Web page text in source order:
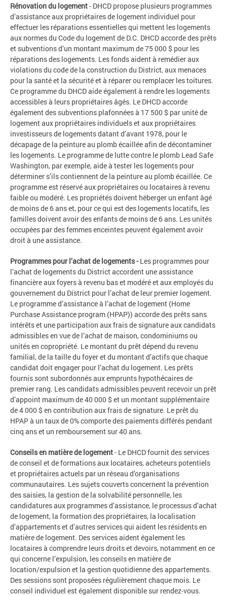
Rénovation du logement- DHCD propose plusieurs programmes
d’assistance aux propriétaires de logement individuel pour
effectuer les réparations essentielles qui mettent les logements
aux normes du Code du logement de D.C. DHCD accorde des prêts
et subventions d’un montant maximum de 75 000 $ pour les
réparations des logements. Les fonds aident à remédier aux
violations du code de la construction du District, aux menaces
pour la santé et la sécurité et à réparer ou remplacer les toitures.
Ce programme du DHCD aide également à rendre les logements
accessibles à leurs propriétaires âgés. Le DHCD accorde
également des subventions plafonnées à 17 500 $ par unité de
logement aux propriétaires individuels et aux propriétaires
investisseurs de logements datant d’avant 1978, pour le
décapage de la peinture au plomb écaillée afin de décontaminer
les logements. Le programme de lutte contre le plomb Lead Safe
Washington, par exemple, aide à tester les logements pour
déterminer s’ils contiennent de la peinture au plomb écaillée. Ce
programme est réservé aux propriétaires ou locataires à revenu
faible ou modéré. Les propriétés doivent héberger un enfant âgé
de moins de 6 ans et, pour ce qui est des logements locatifs, les
familles doivent avoir des enfants de moins de 6 ans. Les unités
occupées par des femmes enceintes peuvent également avoir
droit à une assistance.
Programmes pour l’achat de logements -Les programmes pour
l’achat de logements du District accordent une assistance
financière aux foyers à revenu bas et modéré et aux employés du
gouvernement du District pour l’achat de leur premier logement.
Le programme d’assistance à l’achat de logement (Home
Purchase Assistance program (HPAP)) accorde des prêts sans
intérêts et une participation aux frais de signature aux candidats
admissibles en vue de l’achat de maison, condominiums ou
unités en copropriété. Le montant du prêt dépend du revenu
familial, de la taille du foyer et du montant d’actifs que chaque
candidat doit engager pour l’achat du logement. Les prêts
fournis sont subordonnés aux emprunts hypothécaires de
premier rang. Les candidats admissibles peuvent recevoir un prêt
d’appoint maximum de 40 000 $ et un montant supplémentaire
de 4 000 $ en contribution aux frais de signature. Le prêt du
HPAP à un taux de 0% comporte des paiements différés pendant
cinq ans et un remboursement sur 40 ans.
Conseils en matière de logement- Le DHCD fournit des services
de conseil et de formations aux locataires, acheteurs potentiels
et propriétaires actuels par un réseau d’organisations
communautaires. Les sujets couverts concernent la prévention
des saisies, la gestion de la solvabilité personnelle, les
candidatures aux programmes d’assistance, le processus d’achat
de logement, la formation des propriétaires, la localisation
d’appartements et d’autres services qui aident les résidents en
matière de logement. Des services aident également les
locataires à comprendre leurs droits et devoirs, notamment en ce
qui concerne l’expulsion, les conseils en matière de
location/expulsion et la gestion quotidienne des appartements.
Des sessions sont proposées régulièrement chaque mois. Le
conseil individuel est également disponible sur rendez-vous.